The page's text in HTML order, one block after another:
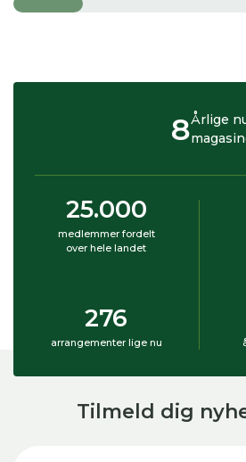
Årlige numre af
8
25.000
medlemmer fordelt
over hele landet
276
arrangementer lige nu
Tilmeld dig